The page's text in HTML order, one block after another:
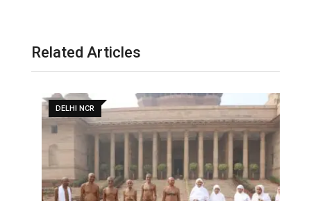
Related Articles
DELHI NCR